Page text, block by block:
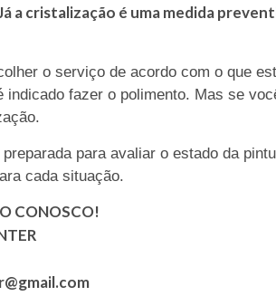
a cristalização é uma medida
o serviço de acordo com o que
indicado fazer o polimento. Mas se
para avaliar o estado da
cada situação.
CONOSCO!